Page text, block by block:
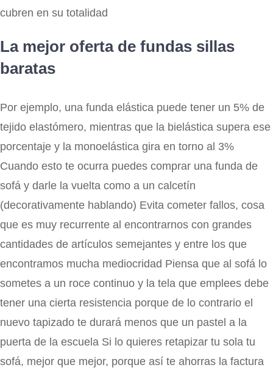
cubren en su totalidad
La mejor oferta de fundas sillas
baratas
Por ejemplo, una funda elástica puede tener un 5% de
tejido elastómero, mientras que la bielástica supera ese
porcentaje y la monoelástica gira en torno al 3%
Cuando esto te ocurra puedes comprar una funda de
sofá y darle la vuelta como a un calcetín
(decorativamente hablando) Evita cometer fallos, cosa
que es muy recurrente al encontrarnos con grandes
cantidades de artículos semejantes y entre los que
encontramos mucha mediocridad Piensa que al sofá lo
sometes a un roce continuo y la tela que emplees debe
tener una cierta resistencia porque de lo contrario el
nuevo tapizado te durará menos que un pastel a la
puerta de la escuela Si lo quieres retapizar tu sola tu
sofá, mejor que mejor, porque así te ahorras la factura